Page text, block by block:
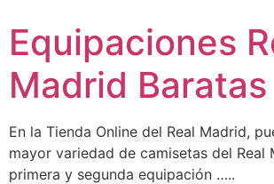
contenido
Equipaciones
Madrid Baratas
En la Tienda Online del Real Madrid,
mayor variedad de camisetas del Real
primera y segunda equipación …..